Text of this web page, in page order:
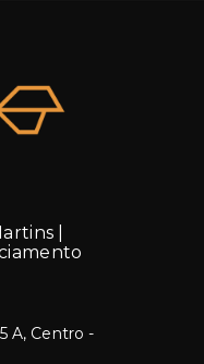
|
A, Centro -